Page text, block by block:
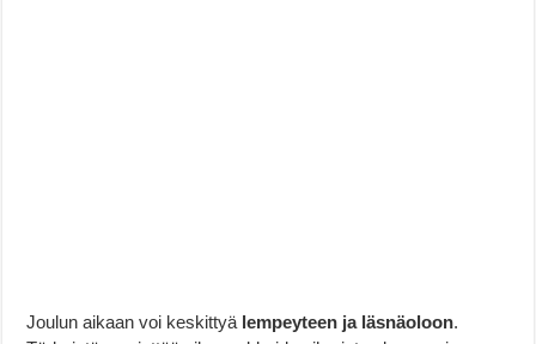
Joulun aikaan voi keskittyä lempeyteen ja läsnäoloon.